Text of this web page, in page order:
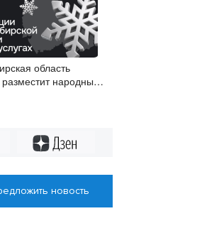
область
народные
новость